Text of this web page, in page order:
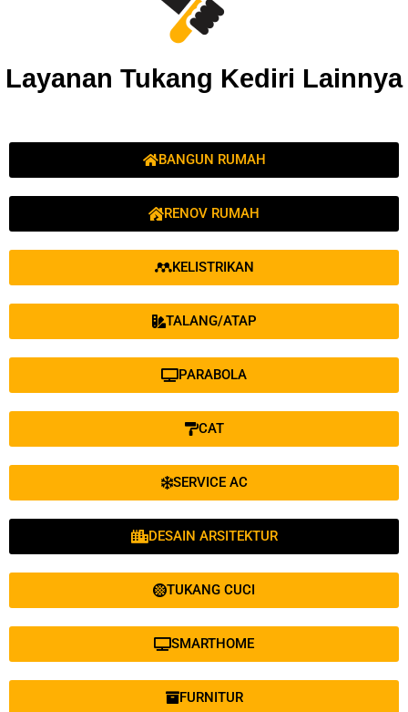
Layanan Tukang Kediri Lainnya
BANGUN RUMAH
RENOV RUMAH
KELISTRIKAN
TALANG/ATAP
PARABOLA
CAT
SERVICE AC
DESAIN ARSITEKTUR
TUKANG CUCI
SMARTHOME
FURNITUR